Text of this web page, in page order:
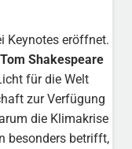
Keynotes eröffnet.
Tom Shakespeare
für die Welt
zur Verfügung
die Klimakrise
besonders betrifft,